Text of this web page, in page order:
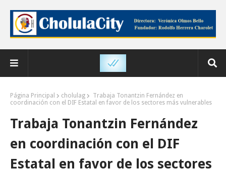
Página Principal cholulag
Trabaja Tonantzin Fernández en
coordinación con el DIF Estatal en favor de los sectores más vulnerables
Trabaja Tonantzin Fernández
en coordinación con el DIF
Estatal en favor de los sectores